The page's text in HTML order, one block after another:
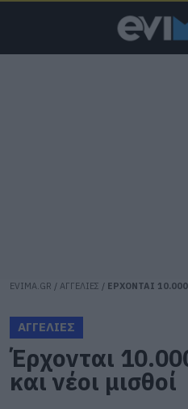
EVIMA.GR / ΑΓΓΕΛΙΕΣ / ΕΡΧΟΝΤΑΙ
ΑΓΓΕΛΙΕΣ
Έρχονται
και νέοι μισθοί